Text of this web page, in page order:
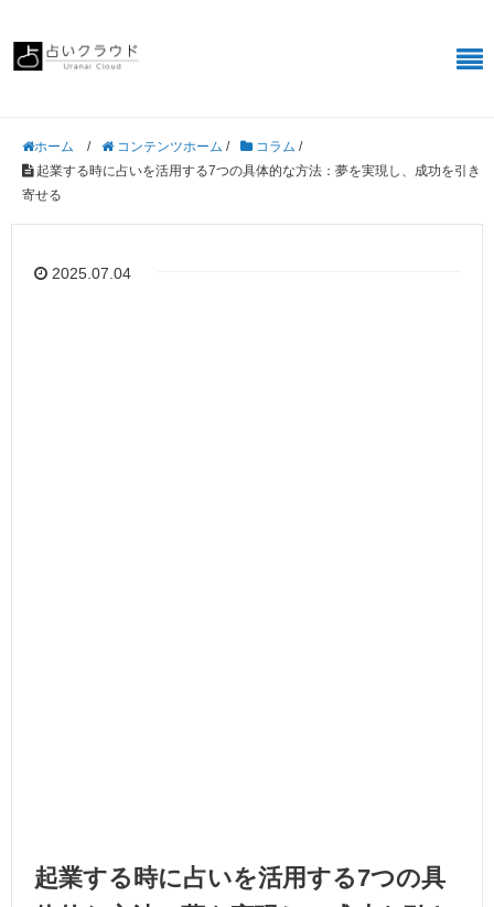
ホーム / コンテンツホーム / コラム /
起業する時に占いを活用する7つの具体的な方法：夢を実現し、成功を引き
寄せる
2025.07.04
起業する時に占いを活用する7つの具